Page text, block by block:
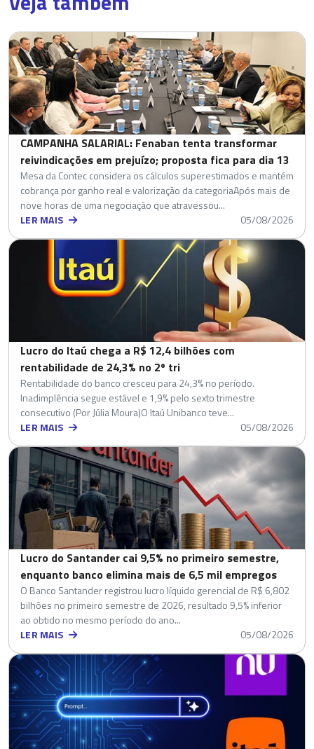
CAMPANHA SALARIAL: Fenaban tenta transformar
reivindicações em prejuízo; proposta fica para dia 13
Mesa da Contec considera os cálculos superestimados e mantém
cobrança por ganho real e valorização da categoriaApós mais de
nove horas de uma negociação que atravessou...
LER MAIS
05/08/2026
Lucro do Itaú chega a R$ 12,4 bilhões com
rentabilidade de 24,3% no 2º tri
Rentabilidade do banco cresceu para 24,3% no período.
Inadimplência segue estável e 1,9% pelo sexto trimestre
consecutivo (Por Júlia Moura)O Itaú Unibanco teve...
LER MAIS
05/08/2026
Lucro do Santander cai 9,5% no primeiro semestre,
enquanto banco elimina mais de 6,5 mil empregos
O Banco Santander registrou lucro líquido gerencial de R$ 6,802
bilhões no primeiro semestre de 2026, resultado 9,5% inferior
ao obtido no mesmo período do ano...
LER MAIS
05/08/2026